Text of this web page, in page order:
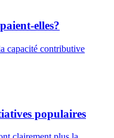
elles?
capacité contributive
populaires